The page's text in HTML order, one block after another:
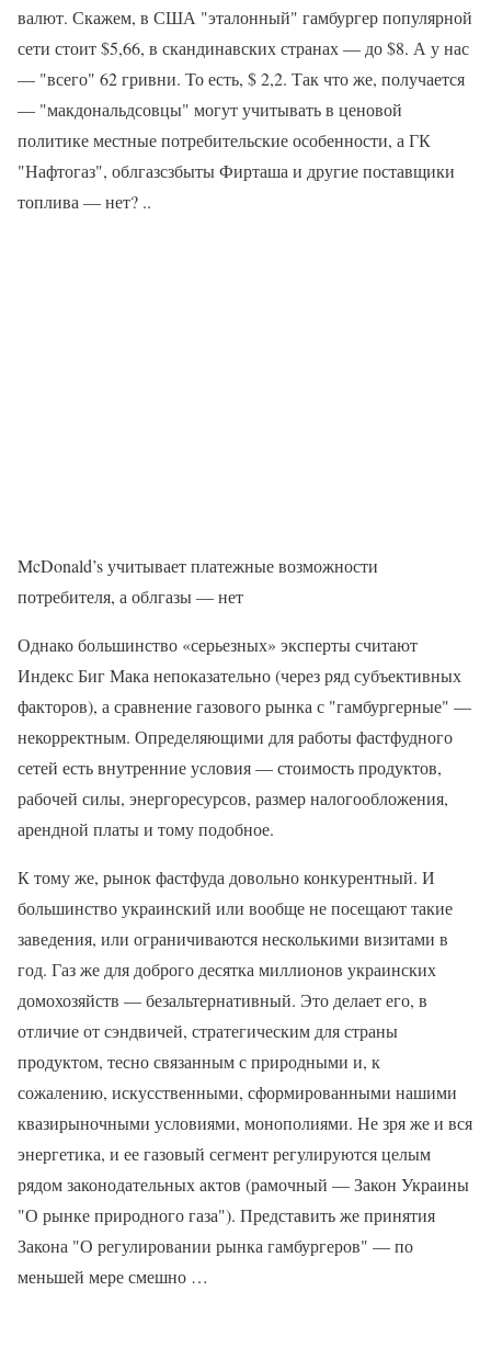
валют. Скажем, в США "эталонный" гамбургер популярной
сети стоит $5,66, в скандинавских странах — до $8. А у нас
— "всего" 62 гривни. То есть, $ 2,2. Так что же, получается
— "макдональдсовцы" могут учитывать в ценовой
политике местные потребительские особенности, а ГК
"Нафтогаз", облгазсзбыты Фирташа и другие поставщики
топлива — нет? ..
McDonald’s учитывает платежные возможности
потребителя, а облгазы — нет
Однако большинство «серьезных» эксперты считают
Индекс Биг Мака непоказательно (через ряд субъективных
факторов), а сравнение газового рынка с "гамбургерные" —
некорректным. Определяющими для работы фастфудного
сетей есть внутренние условия — стоимость продуктов,
рабочей силы, энергоресурсов, размер налогообложения,
арендной платы и тому подобное.
К тому же, рынок фастфуда довольно конкурентный. И
большинство украинский или вообще не посещают такие
заведения, или ограничиваются несколькими визитами в
год. Газ же для доброго десятка миллионов украинских
домохозяйств — безальтернативный. Это делает его, в
отличие от сэндвичей, стратегическим для страны
продуктом, тесно связанным с природными и, к
сожалению, искусственными, сформированными нашими
квазирыночными условиями, монополиями. Не зря же и вся
энергетика, и ее газовый сегмент регулируются целым
рядом законодательных актов (рамочный — Закон Украины
"О рынке природного газа"). Представить же принятия
Закона "О регулировании рынка гамбургеров" — по
меньшей мере смешно …